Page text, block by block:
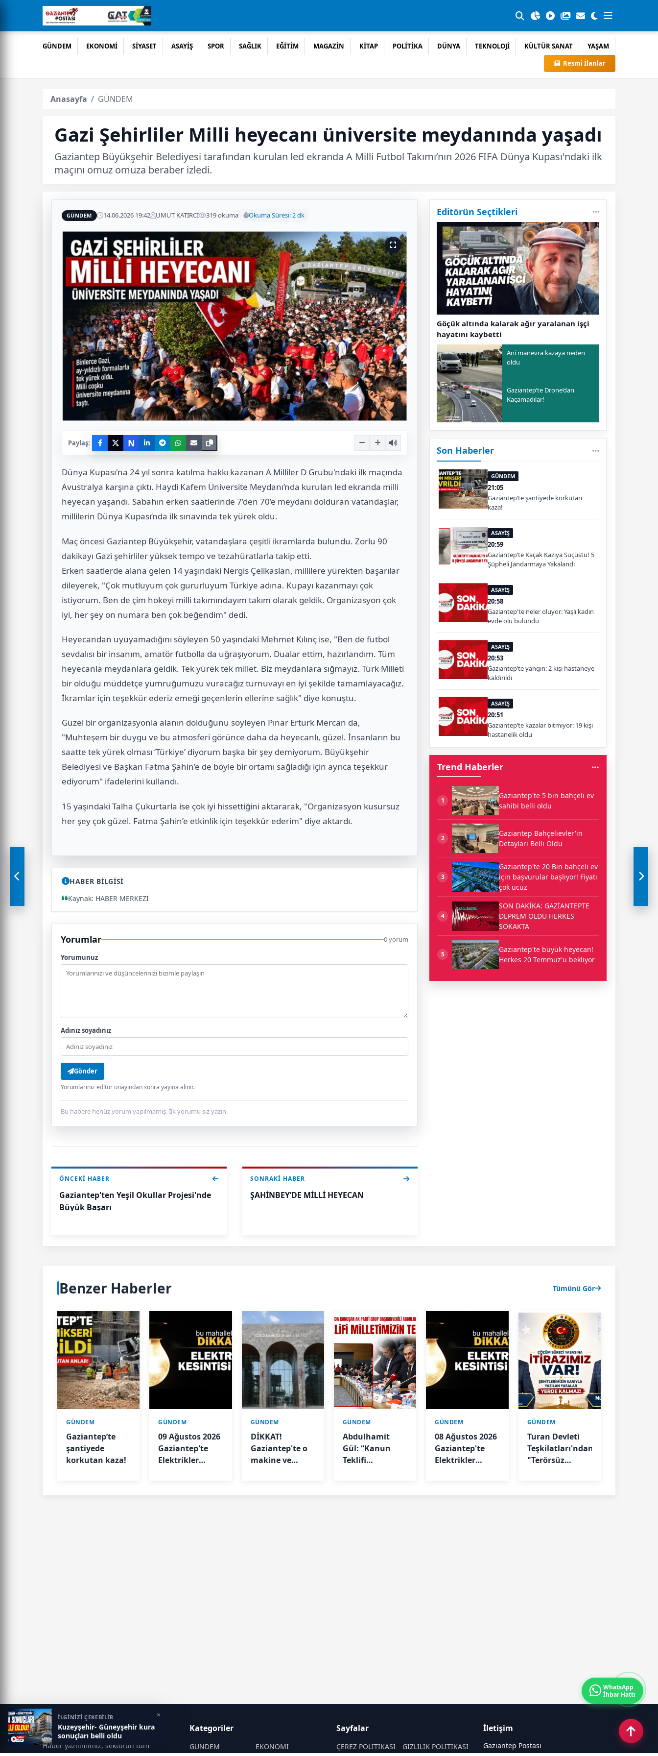
GÜNDEM EKONOMİ SİYASET ASAYİŞ SPOR SAĞLIK EĞİTİM MAGAZİN KİTAP POLİTİKA DÜNYA TEKNOLOJİ KÜLTÜR SANAT
YAŞAM
Resmi İlanlar
Anasayfa GÜNDEM
Gazi Şehirliler Milli heyecanı üniversite meydanında yaşadı
Gaziantep Büyükşehir Belediyesi tarafından kurulan led ekranda A Milli Futbol Takımı’nın 2026 FIFA Dünya Kupası'ndaki ilk
maçını omuz omuza beraber izledi.
GÜNDEM 14.06.2026 19:42 UMUT KATIRCI 319 okuma Okuma Süresi: 2 dk
Paylaş: N
Dünya Kupası'na 24 yıl sonra katılma hakkı kazanan A Milliler D Grubu'ndaki ilk maçında
Avustralya karşına çıktı. Haydi Kafem Üniversite Meydanı’nda kurulan led ekranda milli
heyecan yaşandı. Sabahın erken saatlerinde 7’den 70’e meydanı dolduran vatandaşlar,
millilerin Dünya Kupası’nda ilk sınavında tek yürek oldu.
Maç öncesi Gaziantep Büyükşehir, vatandaşlara çeşitli ikramlarda bulundu. Zorlu 90
dakikayı Gazi şehirliler yüksek tempo ve tezahüratlarla takip etti.
Erken saatlerde alana gelen 14 yaşındaki Nergis Çelikaslan, millilere yürekten başarılar
dileyerek, "Çok mutluyum çok gururluyum Türkiye adına. Kupayı kazanmayı çok
istiyorum. Ben de çim hokeyi milli takımındayım takım olarak geldik. Organizasyon çok
iyi, her şey on numara ben çok beğendim" dedi.
Heyecandan uyuyamadığını söyleyen 50 yaşındaki Mehmet Kılınç ise, "Ben de futbol
sevdalısı bir insanım, amatör futbolla da uğraşıyorum. Dualar ettim, hazırlandım. Tüm
heyecanla meydanlara geldik. Tek yürek tek millet. Biz meydanlara sığmayız. Türk Milleti
bir olduğu müddetçe yumruğumuzu vuracağız turnuvayı en iyi şekilde tamamlayacağız.
İkramlar için teşekkür ederiz emeği geçenlerin ellerine sağlık" diye konuştu.
Güzel bir organizasyonla alanın dolduğunu söyleyen Pınar Ertürk Mercan da,
"Muhteşem bir duygu ve bu atmosferi görünce daha da heyecanlı, güzel. İnsanların bu
saatte tek yürek olması ‘Türkiye’ diyorum başka bir şey demiyorum. Büyükşehir
Belediyesi ve Başkan Fatma Şahin’e de böyle bir ortamı sağladığı için ayrıca teşekkür
ediyorum" ifadelerini kullandı.
15 yaşındaki Talha Çukurtarla ise çok iyi hissettiğini aktararak, "Organizasyon kusursuz
her şey çok güzel. Fatma Şahin’e etkinlik için teşekkür ederim" diye aktardı.
HABER BİLGİSİ
Kaynak: HABER MERKEZİ
Yorumlar 0 yorum
Yorumunuz
Adınız soyadınız
Gönder
Yorumlarınız editör onayından sonra yayına alınır.
Bu habere henüz yorum yapılmamış. İlk yorumu siz yazın.
ÖNCEKI HABER
Gaziantep'ten Yeşil Okullar Projesi'nde
Büyük Başarı
SONRAKI HABER
ŞAHİNBEY’DE MİLLİ HEYECAN
Editörün Seçtikleri
Göçük altında kalarak ağır yaralanan işçi
hayatını kaybetti
Ani manevra kazaya neden
oldu
Gaziantep’te Drone’dan
Kaçamadılar!
Son Haberler
GÜNDEM
21:05
Gaziantep’te şantiyede korkutan
kaza!
ASAYİŞ
20:59
Gaziantep’te Kaçak Kazıya Suçüstü! 5
Şüpheli Jandarmaya Yakalandı
ASAYİŞ
20:58
Gaziantep'te neler oluyor: Yaşlı kadın
evde ölü bulundu
ASAYİŞ
20:53
Gaziantep’te yangın: 2 kişi hastaneye
kaldırıldı
ASAYİŞ
20:51
Gaziantep’te kazalar bitmiyor: 19 kişi
hastanelik oldu
Trend Haberler
1
Gaziantep'te 5 bin bahçeli ev
sahibi belli oldu
2
Gaziantep Bahçelievler'in
Detayları Belli Oldu
3
Gaziantep'te 20 Bin bahçeli ev
için başvurular başlıyor! Fiyatı
çok ucuz
4
SON DAKİKA: GAZİANTEPTE
DEPREM OLDU HERKES
SOKAKTA
5
Gaziantep'te büyük heyecan!
Herkes 20 Temmuz'u bekliyor
Benzer Haberler Tümünü Gör
GÜNDEM
Gaziantep’te
şantiyede
korkutan kaza!
GÜNDEM
09 Ağustos 2026
Gaziantep'te
Elektrikler
GÜNDEM
DİKKAT!
Gaziantep'te o
makine ve
GÜNDEM
Abdulhamit
Gül: “Kanun
Teklifi
GÜNDEM
08 Ağustos 2026
Gaziantep'te
Elektrikler
GÜNDEM
Turan Devleti
Teşkilatları'ndan
"Terörsüz
İLGİNİZİ ÇEKEBİLİR
Kuzeyşehir- Güneyşehir kura
sonuçları belli oldu
×
Gaziantep Postası
Haber yazılımımız, sektörün tüm
Kategoriler
GÜNDEM EKONOMİ
Sayfalar
ÇEREZ POLİTİKASI GİZLİLİK POLİTİKASI
İletişim
Gaziantep Postası
WhatsApp
İhbar Hattı